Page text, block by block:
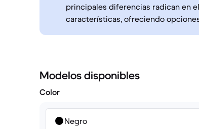
principales diferencias radican en
características, ofreciendo
Modelos disponibles
Color
Negro